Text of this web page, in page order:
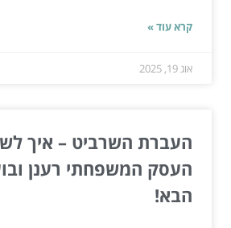
קרא עוד »
אוג 19, 2025
העברת השרביט – איך
העסק המשפחתי רענן
הבא!